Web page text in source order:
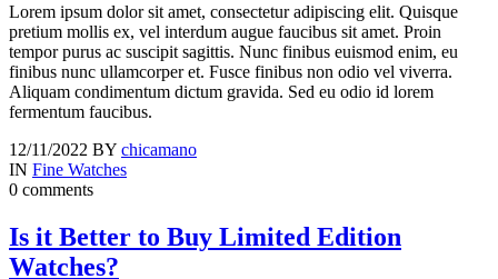
Lorem ipsum dolor sit amet, consectetur adipiscing elit. Quisque
pretium mollis ex, vel interdum augue faucibus sit amet. Proin
tempor purus ac suscipit sagittis. Nunc finibus euismod enim, eu
finibus nunc ullamcorper et. Fusce finibus non odio vel viverra.
Aliquam condimentum dictum gravida. Sed eu odio id lorem
fermentum faucibus.
12/11/2022 BY chicamano
IN Fine Watches
0 comments
Is it Better to Buy Limited Edition
Watches?